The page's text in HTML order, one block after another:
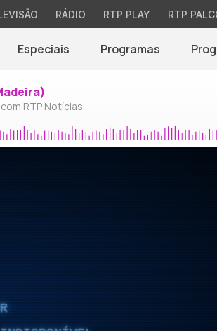
RÁDIO RTP PLAY RTP
Especiais Programas
RTP Notícias